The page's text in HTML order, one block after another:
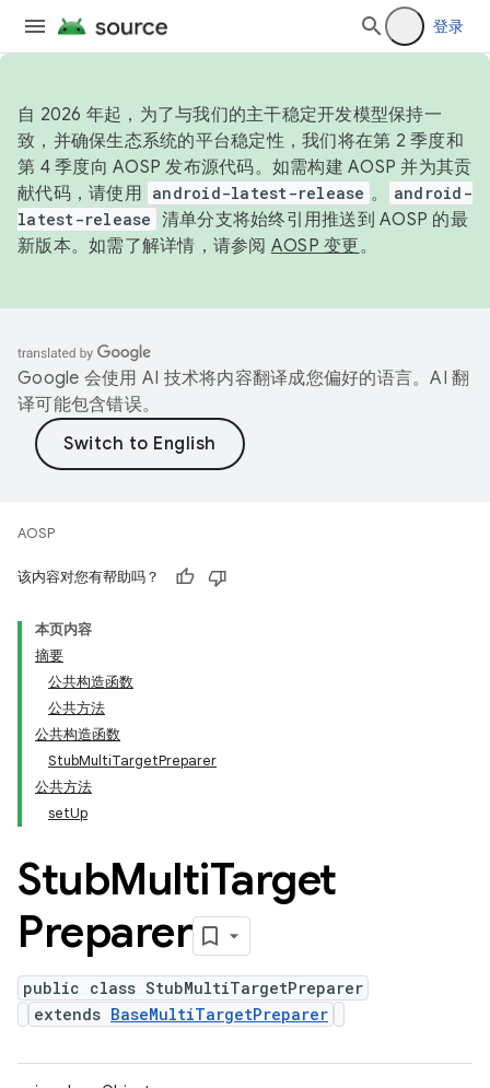
登录
自 2026 年起，为了与我们的主干稳定开发模型保持一
致，并确保生态系统的平台稳定性，我们将在第 2 季度和
第 4 季度向 AOSP 发布源代码。如需构建 AOSP 并为其贡
献代码，请使用 android-latest-release 。
android-
latest-release 清单分支将始终引用推送到 AOSP 的最
新版本。如需了解详情，请参阅 AOSP 变更。
Google 会使用 AI 技术将内容翻译成您偏好的语言。AI 翻
译可能包含错误。
AOSP
该内容对您有帮助吗？
本页内容
摘要
公共构造函数
公共方法
公共构造函数
StubMultiTargetPreparer
公共方法
setUp
StubMultiTarget
Preparer
public class StubMultiTargetPreparer
extends BaseMultiTargetPreparer